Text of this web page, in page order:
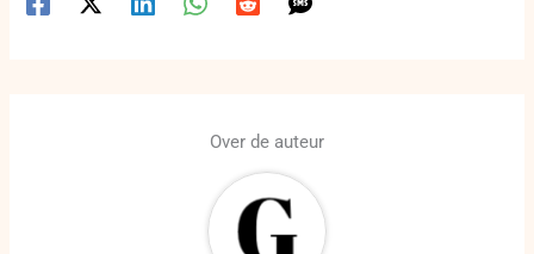
Over de auteur